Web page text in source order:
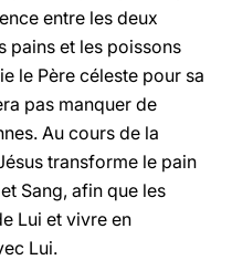
entre les deux
pains et les poissons
le Père céleste pour sa
pas manquer de
Au cours de la
transforme le pain
Sang, afin que les
Lui et vivre en
Lui.